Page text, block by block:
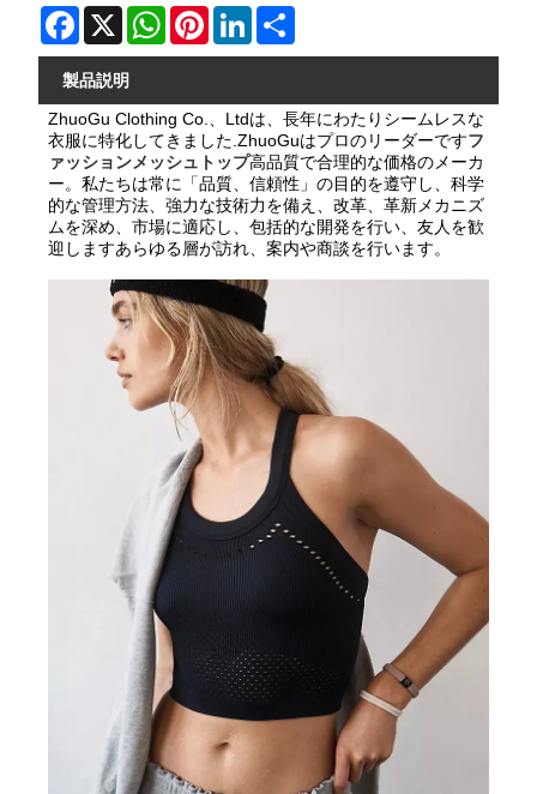
Facebook
X WhatsAppPinterestLinkedIn
製品説明
ZhuoGu Clothing Co.、Ltdは、長年にわたりシームレスな
衣服に特化してきました.ZhuoGuはプロのリーダーですフ
ァッションメッシュトップ高品質で合理的な価格のメーカ
ー。私たちは常に「品質、信頼性」の目的を遵守し、科学
的な管理方法、強力な技術力を備え、改革、革新メカニズ
ムを深め、市場に適応し、包括的な開発を行い、友人を歓
迎しますあらゆる層が訪れ、案内や商談を行います。